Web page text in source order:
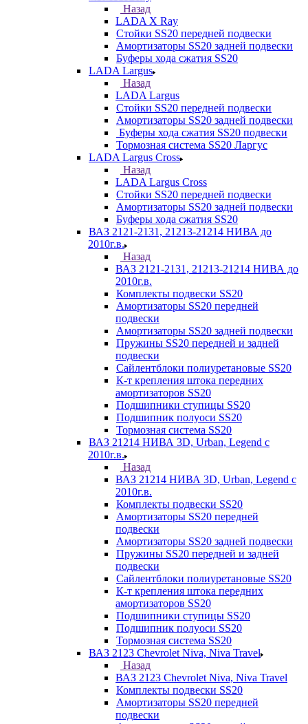
Назад
LADA X Ray
Стойки SS20 передней подвески
Амортизаторы SS20 задней подвески
Буферы хода сжатия SS20
LADA Largus
Назад
LADA Largus
Стойки SS20 передней подвески
Амортизаторы SS20 задней подвески
Буферы хода сжатия SS20 подвески
Тормозная система SS20 Ларгус
LADA Largus Cross
Назад
LADA Largus Cross
Стойки SS20 передней подвески
Амортизаторы SS20 задней подвески
Буферы хода сжатия SS20
ВАЗ 2121-2131, 21213-21214 НИВА до
2010г.в.
Назад
ВАЗ 2121-2131, 21213-21214 НИВА до
2010г.в.
Комплекты подвески SS20
Амортизаторы SS20 передней
подвески
Амортизаторы SS20 задней подвески
Пружины SS20 передней и задней
подвески
Сайлентблоки полиуретановые SS20
К-т крепления штока передних
амортизаторов SS20
Подшипники ступицы SS20
Подшипник полуоси SS20
Тормозная система SS20
ВАЗ 21214 НИВА 3D, Urban, Legend c
2010г.в.
Назад
ВАЗ 21214 НИВА 3D, Urban, Legend c
2010г.в.
Комплекты подвески SS20
Амортизаторы SS20 передней
подвески
Амортизаторы SS20 задней подвески
Пружины SS20 передней и задней
подвески
Сайлентблоки полиуретановые SS20
К-т крепления штока передних
амортизаторов SS20
Подшипники ступицы SS20
Подшипник полуоси SS20
Тормозная система SS20
ВАЗ 2123 Chevrolet Niva, Niva Travel
Назад
ВАЗ 2123 Chevrolet Niva, Niva Travel
Комплекты подвески SS20
Амортизаторы SS20 передней
подвески